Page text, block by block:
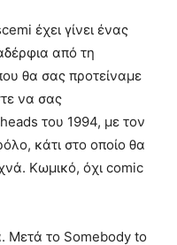
έχει γίνει ένας
από τη
θα σας προτείναμε
να σας
του 1994, με τον
κάτι στο οποίο θα
Κωμικό, όχι comic
Μετά το Somebody to